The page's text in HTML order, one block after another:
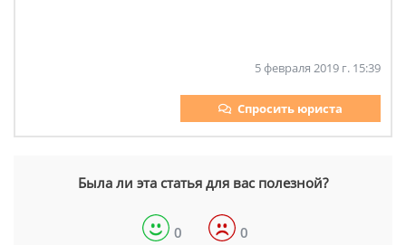
5 февраля 2019 г. 15:39
Спросить юриста
Была ли эта статья для вас полезной?
0 0